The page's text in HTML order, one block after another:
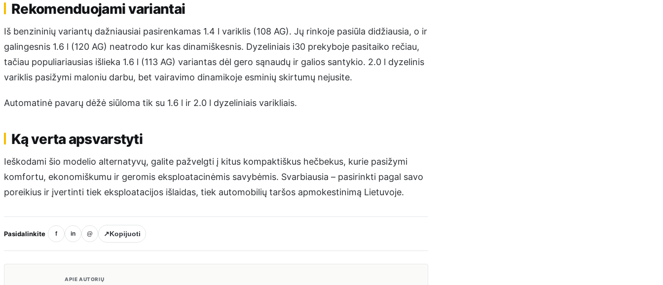
Rekomenduojami variantai
Iš benzininių variantų dažniausiai pasirenkamas 1.4 l variklis (108 AG). Jų rinkoje pasiūla didžiausia, o ir
galingesnis 1.6 l (120 AG) neatrodo kur kas dinamiškesnis. Dyzeliniais i30 prekyboje pasitaiko rečiau,
tačiau populiariausias išlieka 1.6 l (113 AG) variantas dėl gero sąnaudų ir galios santykio. 2.0 l dyzelinis
variklis pasižymi maloniu darbu, bet vairavimo dinamikoje esminių skirtumų nejusite.
Automatinė pavarų dėžė siūloma tik su 1.6 l ir 2.0 l dyzeliniais varikliais.
Ką verta apsvarstyti
Ieškodami šio modelio alternatyvų, galite pažvelgti į kitus kompaktiškus hečbekus, kurie pasižymi
komfortu, ekonomiškumu ir geromis eksploatacinėmis savybėmis. Svarbiausia – pasirinkti pagal savo
poreikius ir įvertinti tiek eksploatacijos išlaidas, tiek automobilių taršos apmokestinimą Lietuvoje.
Pasidalinkite f in @ ↗Kopijuoti
APIE AUTORIŲ